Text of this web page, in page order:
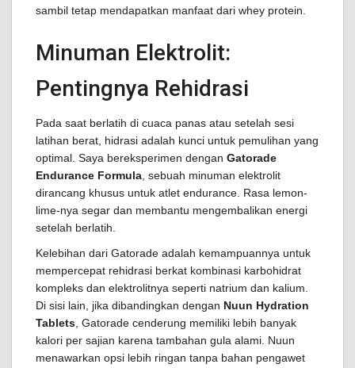
sambil tetap mendapatkan manfaat dari whey protein.
Minuman Elektrolit:
Pentingnya Rehidrasi
Pada saat berlatih di cuaca panas atau setelah sesi
latihan berat, hidrasi adalah kunci untuk pemulihan yang
optimal. Saya bereksperimen dengan Gatorade
Endurance Formula , sebuah minuman elektrolit
dirancang khusus untuk atlet endurance. Rasa lemon-
lime-nya segar dan membantu mengembalikan energi
setelah berlatih.
Kelebihan dari Gatorade adalah kemampuannya untuk
mempercepat rehidrasi berkat kombinasi karbohidrat
kompleks dan elektrolitnya seperti natrium dan kalium.
Di sisi lain, jika dibandingkan dengan Nuun Hydration
Tablets , Gatorade cenderung memiliki lebih banyak
kalori per sajian karena tambahan gula alami. Nuun
menawarkan opsi lebih ringan tanpa bahan pengawet